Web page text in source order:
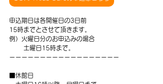
申込期日は各開催日の3日前
15時までとさせて頂きます。
例）火曜日分のお申込みの場合
土曜日15時まで。
ーーーーーーーーーーーーーーーーーー
■休館日